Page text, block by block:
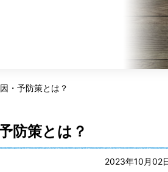
・予防策とは？
防策とは？
2023年10月02